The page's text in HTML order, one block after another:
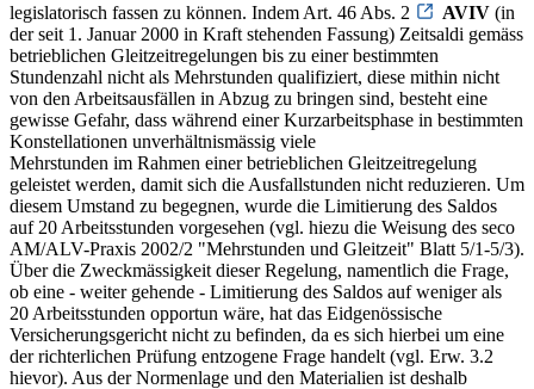
legislatorisch fassen zu können. Indem Art. 46 Abs. 2
AVIV (in
der seit 1. Januar 2000 in Kraft stehenden Fassung) Zeitsaldi gemäss
betrieblichen Gleitzeitregelungen bis zu einer bestimmten
Stundenzahl nicht als Mehrstunden qualifiziert, diese mithin nicht
von den Arbeitsausfällen in Abzug zu bringen sind, besteht eine
gewisse Gefahr, dass während einer Kurzarbeitsphase in bestimmten
Konstellationen unverhältnismässig viele
Mehrstunden im Rahmen einer betrieblichen Gleitzeitregelung
geleistet werden, damit sich die Ausfallstunden nicht reduzieren. Um
diesem Umstand zu begegnen, wurde die Limitierung des Saldos
auf 20 Arbeitsstunden vorgesehen (vgl. hiezu die Weisung des seco
AM/ALV-Praxis 2002/2 "Mehrstunden und Gleitzeit" Blatt 5/1-5/3).
Über die Zweckmässigkeit dieser Regelung, namentlich die Frage,
ob eine - weiter gehende - Limitierung des Saldos auf weniger als
20 Arbeitsstunden opportun wäre, hat das Eidgenössische
Versicherungsgericht nicht zu befinden, da es sich hierbei um eine
der richterlichen Prüfung entzogene Frage handelt (vgl. Erw. 3.2
hievor). Aus der Normenlage und den Materialien ist deshalb